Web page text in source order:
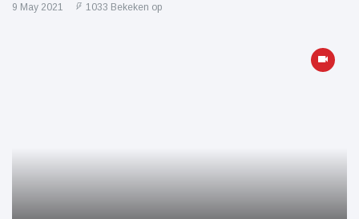
9 May 2021 1033 Bekeken op